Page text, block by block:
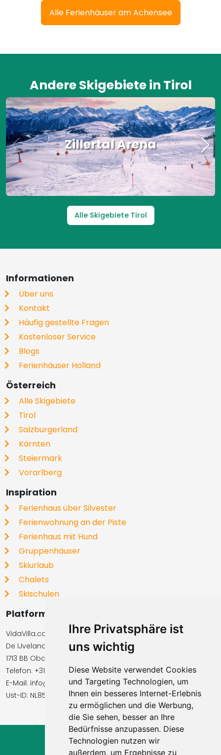
Ihre Privatsphäre ist
uns wichtig
Diese Website verwendet Cookies
und Targeting Technologien, um
Ihnen ein besseres Internet-Erlebnis
zu ermöglichen und die Werbung,
die Sie sehen, besser an Ihre
Bedürfnisse anzupassen. Diese
Technologien nutzen wir
außerdem, um Ergebnisse zu
Alle Ferienhäuser am Achensee
Andere Skigebiete in Tirol
Zillertal Arena
Alle Skigebiete Tirol
Informationen
Über uns
Kontakt
Häufig gestellte Fragen
Kostenloser Service
Blogs
Ferienhäuser Holland
Österreich
Alle Skigebiete
Tirol
Salzburgerland
Kärnten
Steiermark
Vorarlberg
Inspiration
Ferienhaus über Silvester
Ferienwohnung an der Piste
Ferienhaus mit Hund
Gruppenhäuser
Skiurlaub
Chalets
Skischulen
Platformbetreiber
VidaVilla.com BV
De IJvelandssloot 20
1713 BB Obdam, Niederlande
Telefon: +31854016545
E-Mail: info@vidavilla.com
Ust-ID: NL855781919B01
© 2026 Ferienhaus-Tirol.eu